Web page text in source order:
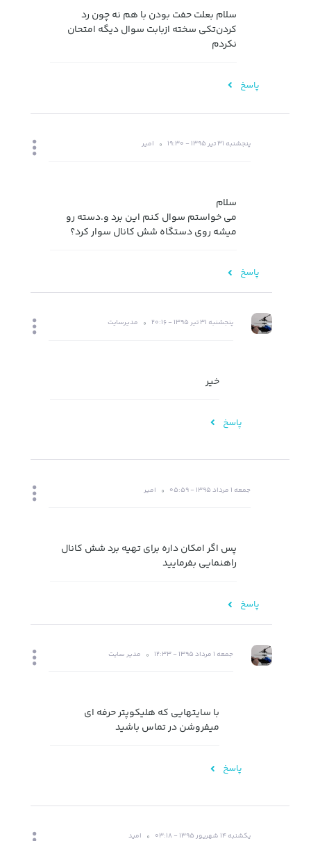
سلام بعلت حفت بودن با هم نه چون‌ رد
کردن‌تکی سخته ازبابت سوال دیگه امتحان
نکردم
پاسخ
پنجشنبه 31 تیر 1395 - 19:30 امیر
سلام
می خواستم سوال کنم این برد و.دسته رو
میشه روی دستگاه شش کانال سوار کرد؟
پاسخ
پنجشنبه 31 تیر 1395 - 20:16 مدیرسایت
خیر
پاسخ
جمعه 1 مرداد 1395 - 05:59 امیر
پس اگر امکان داره برای تهیه برد شش کانال
راهنمایی بفرمایید
پاسخ
جمعه 1 مرداد 1395 - 12:33 مدیر سایت
با سایتهایی که هلیکوپتر حرفه ای
میفروشن در تماس باشید
پاسخ
یکشنبه 14 شهریور 1395 - 03:18 امید